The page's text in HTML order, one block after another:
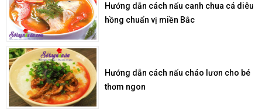
Hướng dẫn cách nấu canh chua cá diêu
hồng chuẩn vị miền Bắc
Hướng dẫn cách nấu cháo lươn cho bé
thơm ngon